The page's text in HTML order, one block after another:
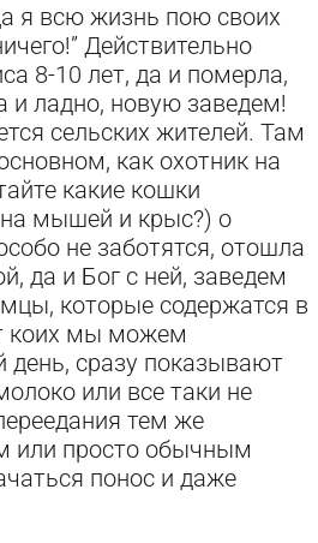
я всю жизнь пою своих
Действительно
8-10 лет, да и померла,
и ладно, новую заведем!
сельских жителей. Там
как охотник на
какие кошки
мышей и крыс?) о
не заботятся, отошла
да и Бог с ней, заведем
которые содержатся в
коих мы можем
сразу показывают
или все таки не
тем же
или просто обычным
понос и даже